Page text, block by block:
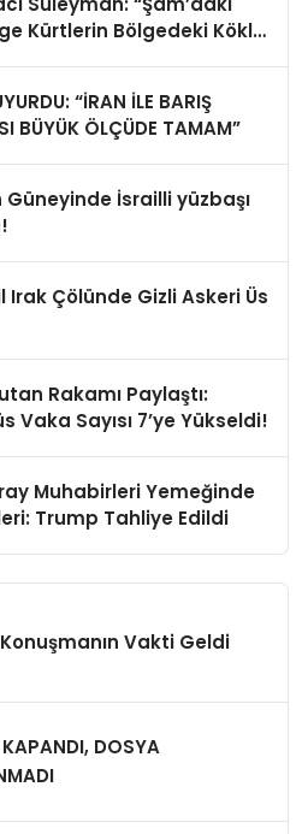
Kürtlerin Bölgedeki Köklü
“İRAN İLE BARIŞ
BÜYÜK ÖLÇÜDE TAMAM”
Güneyinde İsrailli yüzbaşı
Irak Çölünde Gizli Askeri Üs
Rakamı Paylaştı:
Vaka Sayısı 7’ye Yükseldi!
Muhabirleri Yemeğinde
Trump Tahliye Edildi
Konuşmanın Vakti Geldi
DOSYA